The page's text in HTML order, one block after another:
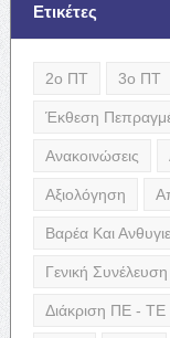
Ετικέτες
2ο ΠΤ 3ο ΠΤ
Έκθεση
Ανακοινώσεις
Αξιολόγηση
Βαρέα Και
Γενική Συνέλευση
Διάκριση ΠΕ - ΤΕ